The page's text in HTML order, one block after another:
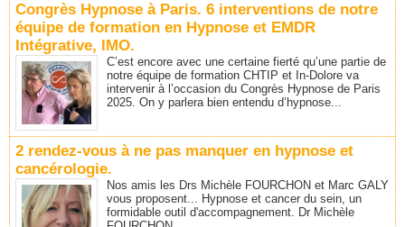
Congrès Hypnose à Paris. 6 interventions de notre
équipe de formation en Hypnose et EMDR
Intégrative, IMO.
C’est encore avec une certaine fierté qu’une partie de
notre équipe de formation CHTIP et In-Dolore va
intervenir à l’occasion du Congrès Hypnose de Paris
2025. On y parlera bien entendu d’hypnose...
2 rendez-vous à ne pas manquer en hypnose et
cancérologie.
Nos amis les Drs Michèle FOURCHON et Marc GALY
vous proposent... Hypnose et cancer du sein, un
formidable outil d'accompagnement. Dr Michèle